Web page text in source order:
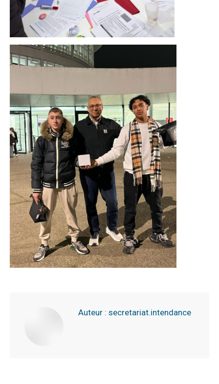
Auteur : secretariat.intendance